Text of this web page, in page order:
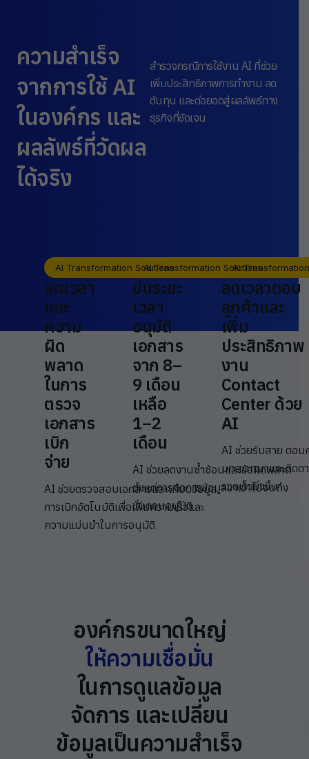
ความสำเร็จ
จากการใช้ AI
ในองค์กร และ
ผลลัพธ์ที่วัดผล
ได้จริง
สำรวจกรณีการใช้งาน AI ที่ช่วย
เพิ่มประสิทธิภาพการทำงาน ลด
ต้นทุน และต่อยอดสู่ผลลัพธ์ทาง
ธุรกิจที่ชัดเจน
AI Transformation Solutions
ลดเวลา
และ
ความ
ผิด
พลาด
ในการ
ตรวจ
เอกสาร
เบิก
จ่าย
AI ช่วยตรวจสอบเอกสารและเทียบข้อมูล
การเบิกอัตโนมัติเพื่อเพิ่มความเร็วและ
ความแม่นยำในการอนุมัติ
AI Transformation Solutions
ย่นระยะ
เวลา
อนุมัติ
เอกสาร
จาก 8–
9 เดือน
เหลือ
1–2
เดือน
AI ช่วยลดงานซ้ำซ้อนและข้อผิดพลาด
ตั้งแต่การจัดการข้อมูลขาเข้าไปจนถึง
ขั้นตอนอนุมัติ
AI
ลดเวลาตอบ
ลูกค้าและ
เพิ่ม
ประสิทธิภาพ
งาน
Contact
Center ด้วย
AI
AI ช่วยรับสาย ตอบ
บทสนทนาและติดต
รวดเร็วยิ่งขึ้น
องค์กรขนาดใหญ่
ให้ความเชื่อมั่น
ในการดูแลข้อมูล
จัดการ และเปลี่ยน
ข้อมูลเป็นความสำเร็จ